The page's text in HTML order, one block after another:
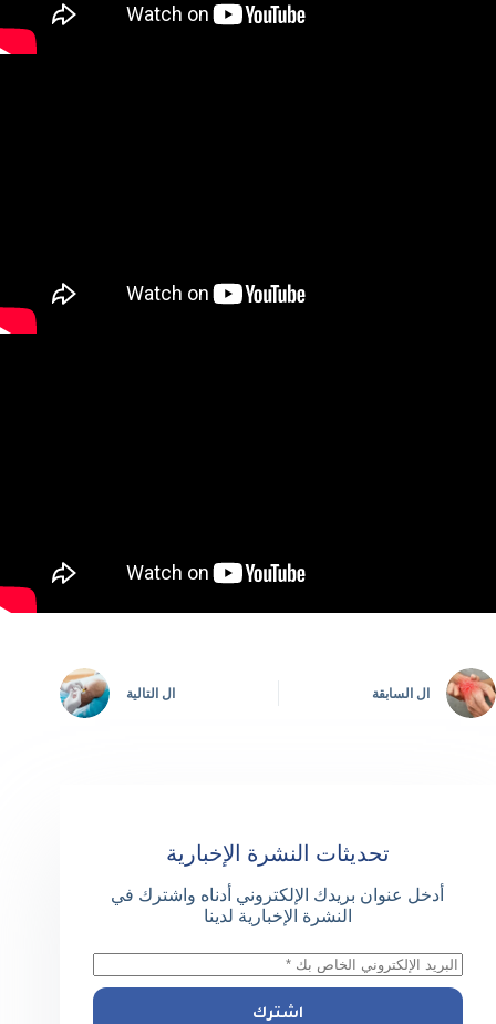
ال السابقة ال التالية
تحديثات النشرة الإخبارية
أدخل عنوان بريدك الإلكتروني أدناه واشترك في
النشرة الإخبارية لدينا
اشترك